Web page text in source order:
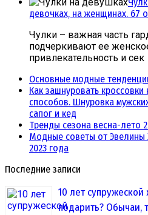
девочках, на женщинах. 67
Чулки – важная часть
подчеркивают ее
привлекательность и сек
Основные модные
Как зашнуровать
способов. Шнуровка
сапог и кед
Тренды сезона весна-лето
Модные советы от Эвелины
2023 года
Последние записи
10 лет супружеской
подарить? Обычаи,